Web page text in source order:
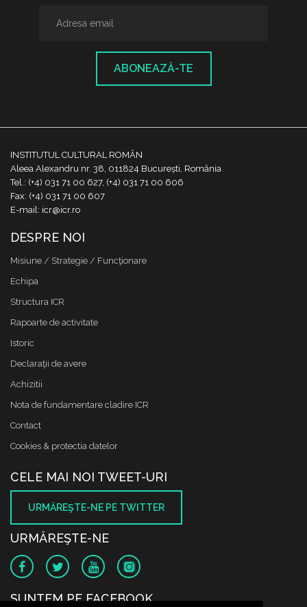
ABONEAZĂ-TE
INSTITUTUL CULTURAL ROMÂN
Aleea Alexandru nr. 38, 011824 București, România
Tel.: (+4) 031 71 00 627, (+4) 031 71 00 606
Fax: (+4) 031 71 00 607
E-mail: icr@icr.ro
DESPRE NOI
Misiune / Strategie / Funcţionare
Echipa
Structura ICR
Rapoarte de activitate
Istoric
Declaraţii de avere
Achizitii
Nota de fundamentare cladire ICR
Contact
Cookies & protectia datelor
CELE MAI NOI TWEET-URI
URMĂREŞTE-NE PE TWITTER
URMĂREŞTE-NE
SUNTEM PE FACEBOOK